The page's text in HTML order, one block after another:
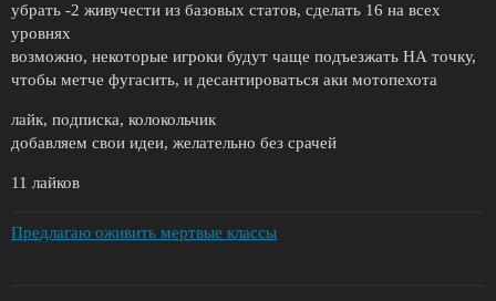
убрать -2 живучести из базовых статов, сделать 16 на всех
уровнях
возможно, некоторые игроки будут чаще подъезжать НА точку,
чтобы метче фугасить, и десантироваться аки мотопехота
лайк, подписка, колокольчик
добавляем свои идеи, желательно без срачей
11 лайков
Предлагаю оживить мертвые классы